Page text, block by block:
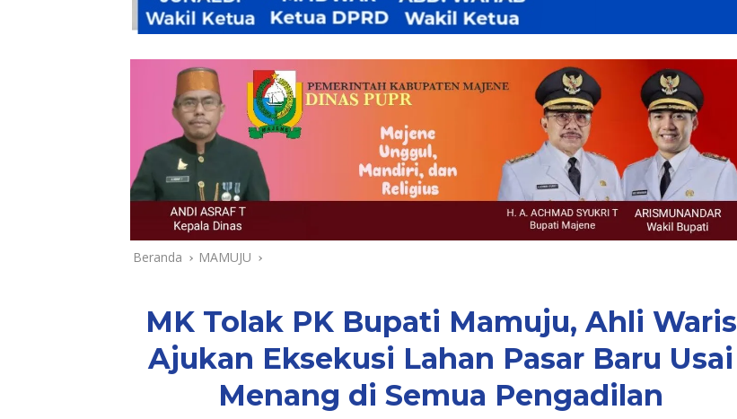
Beranda MAMUJU
MK Tolak PK Bupati Mamuju, Ahli Waris
Ajukan Eksekusi Lahan Pasar Baru Usai
Menang di Semua Pengadilan